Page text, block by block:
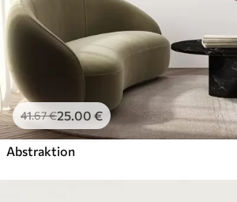
41.67€25.00 €
Abstraktion